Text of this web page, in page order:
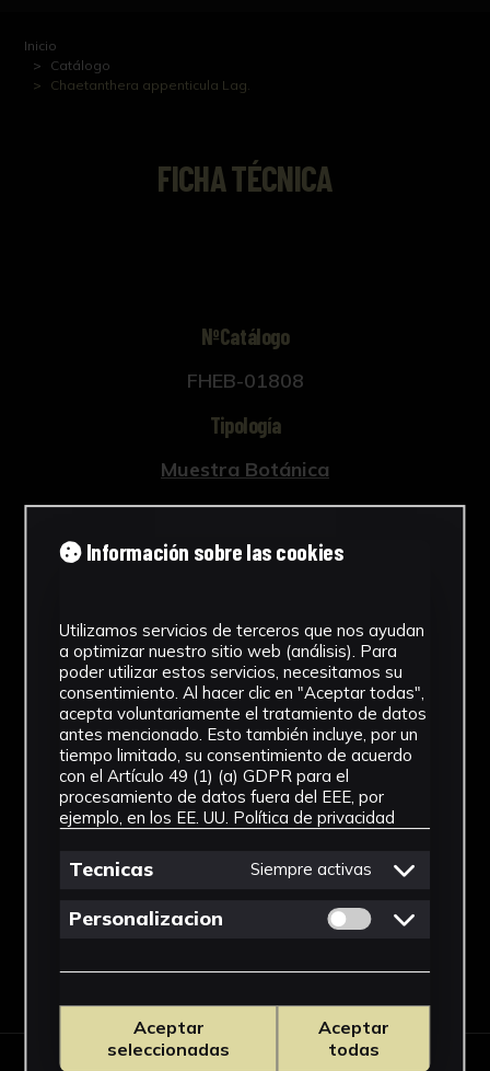
Inicio
Catálogo
Chaetanthera appenticula Lag.
FICHA TÉCNICA
NºCatálogo
FHEB-01808
Tipología
Muestra Botánica
Cronología
SF
Fondo Herbario
Inscripciones
U-099
Género
Chaetanthera
Descargar Ficha
Información sobre las cookies
Utilizamos servicios de terceros que nos ayudan
a optimizar nuestro sitio web (análisis). Para
poder utilizar estos servicios, necesitamos su
consentimiento. Al hacer clic en "Aceptar todas",
acepta voluntariamente el tratamiento de datos
antes mencionado. Esto también incluye, por un
tiempo limitado, su consentimiento de acuerdo
con el Artículo 49 (1) (a) GDPR para el
procesamiento de datos fuera del EEE, por
ejemplo, en los EE. UU. Política de privacidad
Tecnicas Siempre activas
Personalizacion Permitir cookies
Aceptar
seleccionadas
Aceptar
todas